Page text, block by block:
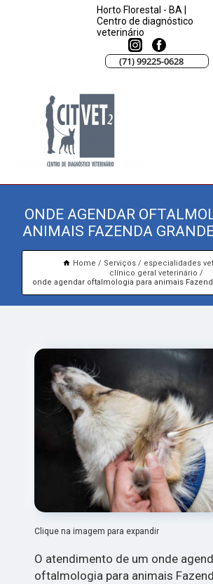
Horto Florestal - BA |
Centro de diagnóstico
veterinário
(71) 99225-0628
ONDE AGENDAR
ANIMAIS FAZENDA
Home Serviços
especialidades
clínico geral veterinário
onde agendar oftalmologia para animais
Clique na imagem para expandir
O atendimento de um onde
oftalmologia para animais